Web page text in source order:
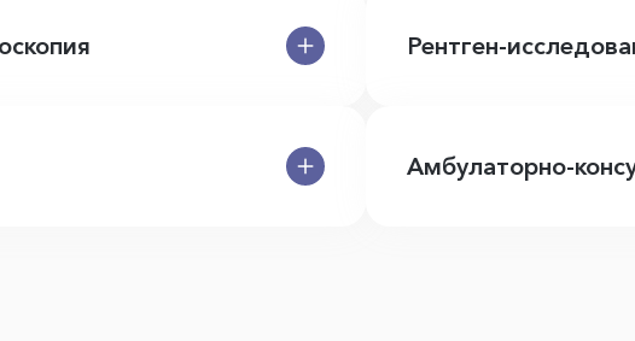
Рентген-
Амбулаторно-